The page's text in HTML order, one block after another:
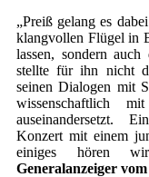
„Preiß gelang es
klangvollen Flügel in
lassen, sondern
stellte für ihn nicht
seinen Dialogen mit
wissenschaftlich
auseinandersetzt.
Konzert mit einem
einiges hören
Generalanzeiger vom